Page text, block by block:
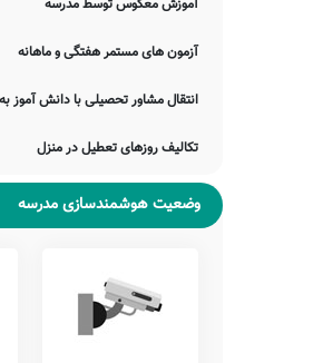
آنلاین آموزشی، و... ارائه می نمایند.
در این میان خدمات متنوع دیگری
شما می توانید جهت کسب اطلاع دقیق
آزمون هماهنگ
اطلاع دارید که برخی از مدارس،
پیشنهاد می کنیم وضعیت آزمون
بررسی نمایید.
محدوده درگز را دارد. اولیاء
نمایند.
جمع بندی و خاتمه
معرفی این مدرسه را با چند بیت از
آموزش معکوس توسط مدرسه
آزمون های مستمر هفتگی و ماهانه
انتقال مشاور تحصیلی با دانش آموز به
تکالیف روزهای تعطیل در منزل
وضعیت هوشمندسازی مدرسه